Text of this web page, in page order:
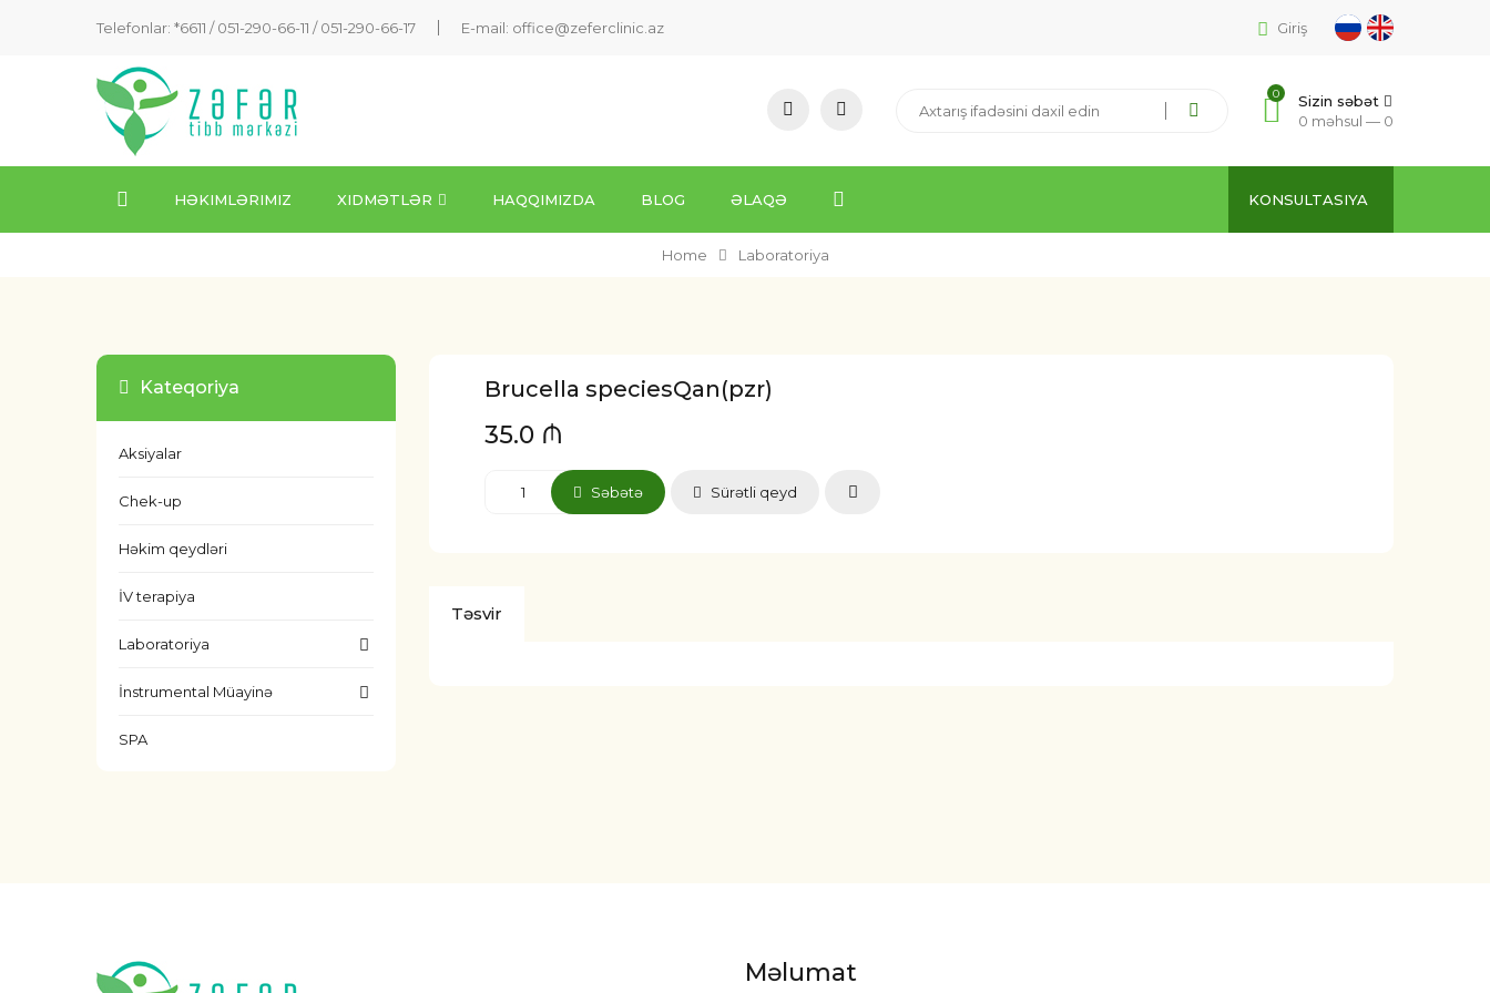
Telefonlar: *6611 /051-290-66-11 /051-290-66-17 E-mail: office@zeferclinic.az Giriş
0
Sizin səbət
0 məhsul — 0
HƏKIMLƏRIMIZ XIDMƏTLƏR HAQQIMIZDA BLOG ƏLAQƏ KONSULTASIYA
Home Laboratoriya
Brucella speciesQan(pzr)
35.0 ₼
Səbətə Sürətli qeyd
Təsvir
Kateqoriya
Aksiyalar
Chek-up
Həkim qeydləri
İV terapiya
Laboratoriya
İnstrumental Müayinə
SPA
Məlumat